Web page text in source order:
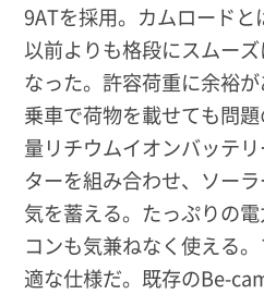
9ATを採用。カムロードと
以前よりも格段にスムー
なった。許容荷重に余裕
乗車で荷物を載せても問
量リチウムイオンバッテ
ターを組み合わせ、ソー
気を蓄える。たっぷりの
コンも気兼ねなく使える
適な仕様だ。既存のBe-